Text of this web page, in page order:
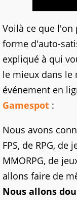
Voilà ce que l'on
forme d'auto-
expliqué à qui
le mieux dans le
événement en
Gamespot :
Nous avons
FPS, de RPG,
MMORPG, de
allons faire de
Nous allons